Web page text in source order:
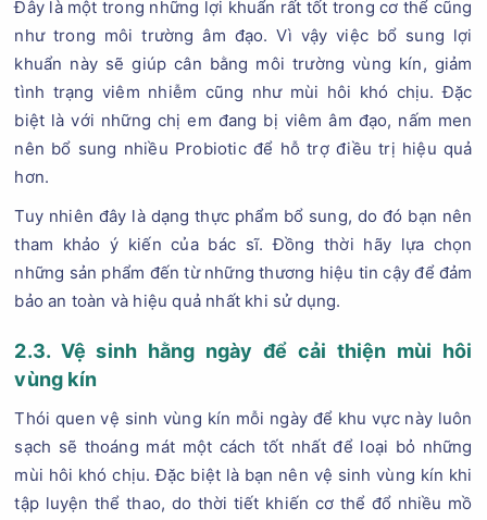
Đây là một trong những lợi khuẩn rất tốt trong cơ thể cũng
như trong môi trường âm đạo. Vì vậy việc bổ sung lợi
khuẩn này sẽ giúp cân bằng môi trường vùng kín, giảm
tình trạng viêm nhiễm cũng như mùi hôi khó chịu. Đặc
biệt là với những chị em đang bị viêm âm đạo, nấm men
nên bổ sung nhiều Probiotic để hỗ trợ điều trị hiệu quả
hơn.
Tuy nhiên đây là dạng thực phẩm bổ sung, do đó bạn nên
tham khảo ý kiến của bác sĩ. Đồng thời hãy lựa chọn
những sản phẩm đến từ những thương hiệu tin cậy để đảm
bảo an toàn và hiệu quả nhất khi sử dụng.
2.3. Vệ sinh hằng ngày để cải thiện mùi hôi
vùng kín
Thói quen vệ sinh vùng kín mỗi ngày để khu vực này luôn
sạch sẽ thoáng mát một cách tốt nhất để loại bỏ những
mùi hôi khó chịu. Đặc biệt là bạn nên vệ sinh vùng kín khi
tập luyện thể thao, do thời tiết khiến cơ thể đổ nhiều mồ